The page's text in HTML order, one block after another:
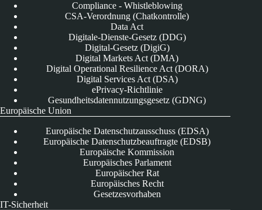
Compliance - Whistleblowing
CSA-Verordnung (Chatkontrolle)
Data Act
Digitale-Dienste-Gesetz (DDG)
Digital-Gesetz (DigiG)
Digital Markets Act (DMA)
Digital Operational Resilience Act (DORA)
Digital Services Act (DSA)
ePrivacy-Richtlinie
Gesundheitsdatennutzungsgesetz (GDNG)
Europäische Union
Europäische Datenschutzausschuss (EDSA)
Europäische Datenschutzbeauftragte (EDSB)
Europäische Kommission
Europäisches Parlament
Europäischer Rat
Europäisches Recht
Gesetzesvorhaben
IT-Sicherheit